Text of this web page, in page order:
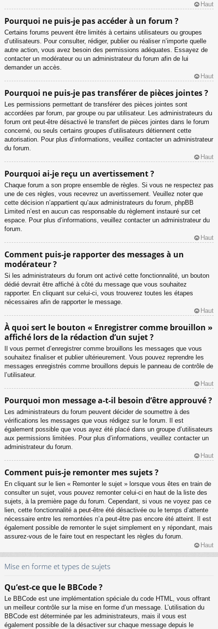
Haut
Pourquoi ne puis-je pas accéder à un forum ?
Certains forums peuvent être limités à certains utilisateurs ou groupes
d’utilisateurs. Pour consulter, rédiger, publier ou réaliser n’importe quelle
autre action, vous avez besoin des permissions adéquates. Essayez de
contacter un modérateur ou un administrateur du forum afin de lui
demander un accès.
Haut
Pourquoi ne puis-je pas transférer de pièces jointes ?
Les permissions permettant de transférer des pièces jointes sont
accordées par forum, par groupe ou par utilisateur. Les administrateurs du
forum ont peut-être désactivé le transfert de pièces jointes dans le forum
concerné, ou seuls certains groupes d’utilisateurs détiennent cette
autorisation. Pour plus d’informations, veuillez contacter un administrateur
du forum.
Haut
Pourquoi ai-je reçu un avertissement ?
Chaque forum a son propre ensemble de règles. Si vous ne respectez pas
une de ces règles, vous recevrez un avertissement. Veuillez noter que
cette décision n’appartient qu’aux administrateurs du forum, phpBB
Limited n’est en aucun cas responsable du règlement instauré sur cet
espace. Pour plus d’informations, veuillez contacter un administrateur du
forum.
Haut
Comment puis-je rapporter des messages à un
modérateur ?
Si les administrateurs du forum ont activé cette fonctionnalité, un bouton
dédié devrait être affiché à côté du message que vous souhaitez
rapporter. En cliquant sur celui-ci, vous trouverez toutes les étapes
nécessaires afin de rapporter le message.
Haut
À quoi sert le bouton « Enregistrer comme brouillon »
affiché lors de la rédaction d’un sujet ?
Il vous permet d’enregistrer comme brouillons les messages que vous
souhaitez finaliser et publier ultérieurement. Vous pouvez reprendre les
messages enregistrés comme brouillons depuis le panneau de contrôle de
l’utilisateur.
Haut
Pourquoi mon message a-t-il besoin d’être approuvé ?
Les administrateurs du forum peuvent décider de soumettre à des
vérifications les messages que vous rédigez sur le forum. Il est
également possible que vous ayez été placé dans un groupe d’utilisateurs
aux permissions limitées. Pour plus d’informations, veuillez contacter un
administrateur du forum.
Haut
Comment puis-je remonter mes sujets ?
En cliquant sur le lien « Remonter le sujet » lorsque vous êtes en train de
consulter un sujet, vous pouvez remonter celui-ci en haut de la liste des
sujets, à la première page du forum. Cependant, si vous ne voyez pas ce
lien, cette fonctionnalité a peut-être été désactivée ou le temps d’attente
nécessaire entre les remontées n’a peut-être pas encore été atteint. Il est
également possible de remonter le sujet simplement en y répondant, mais
assurez-vous de le faire tout en respectant les règles du forum.
Haut
Mise en forme et types de sujets
Qu’est-ce que le BBCode ?
Le BBCode est une implémentation spéciale du code HTML, vous offrant
un meilleur contrôle sur la mise en forme d’un message. L’utilisation du
BBCode est déterminée par les administrateurs, mais il vous est
également possible de la désactiver sur chaque message depuis le